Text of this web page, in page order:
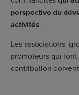
perspective du
activités.
Les associations,
promoteurs qui font
contribution